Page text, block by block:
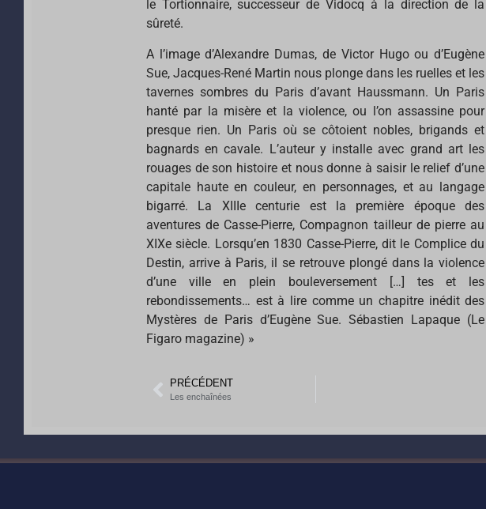
le Tortionnaire, successeur de Vidocq à la direction de la
sûreté.
A l’image d’Alexandre Dumas, de Victor Hugo ou d’Eugène
Sue, Jacques-René Martin nous plonge dans les ruelles et les
tavernes sombres du Paris d’avant Haussmann. Un Paris
hanté par la misère et la violence, ou l’on assassine pour
presque rien. Un Paris où se côtoient nobles, brigands et
bagnards en cavale. L’auteur y installe avec grand art les
rouages de son histoire et nous donne à saisir le relief d’une
capitale haute en couleur, en personnages, et au langage
bigarré. La XIIIe centurie est la première époque des
aventures de Casse-Pierre, Compagnon tailleur de pierre au
XIXe siècle. Lorsqu’en 1830 Casse-Pierre, dit le Complice du
Destin, arrive à Paris, il se retrouve plongé dans la violence
d’une ville en plein bouleversement […] tes et les
rebondissements… est à lire comme un chapitre inédit des
Mystères de Paris d’Eugène Sue. Sébastien Lapaque (Le
Figaro magazine) »
PRÉCÉDENT
Les enchaînées